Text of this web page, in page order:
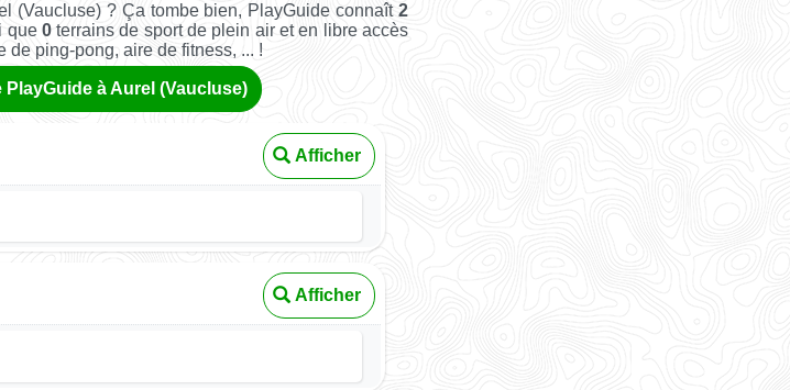
(Vaucluse) ? Ça tombe bien, PlayGuide connaît 2
que 0terrains de sport de plein air et en libre accès
de ping-pong, aire de fitness, ... !
à Aurel (Vaucluse)
Afficher
Afficher